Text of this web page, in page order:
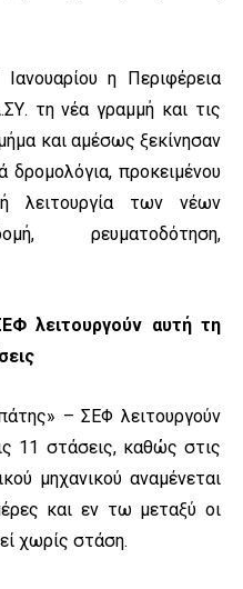
η Περιφέρεια
τη νέα γραμμή και τις
και αμέσως ξεκίνησαν
δρομολόγια, προκειμένου
λειτουργία των νέων
ρευματοδότηση,
λειτουργούν αυτή τη
– ΣΕΦ λειτουργούν
11 στάσεις, καθώς στις
μηχανικού αναμένεται
και εν τω μεταξύ οι
χωρίς στάση.